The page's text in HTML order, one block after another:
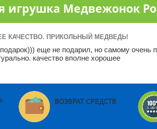
Медвежонок
КАЧЕСТВО. ПРИКОЛЬНЫЙ МЕДВЕДЬ!
еще не подарил, но самому очень
качество вполне хорошее
ВОЗВРАТ СРЕДСТВ